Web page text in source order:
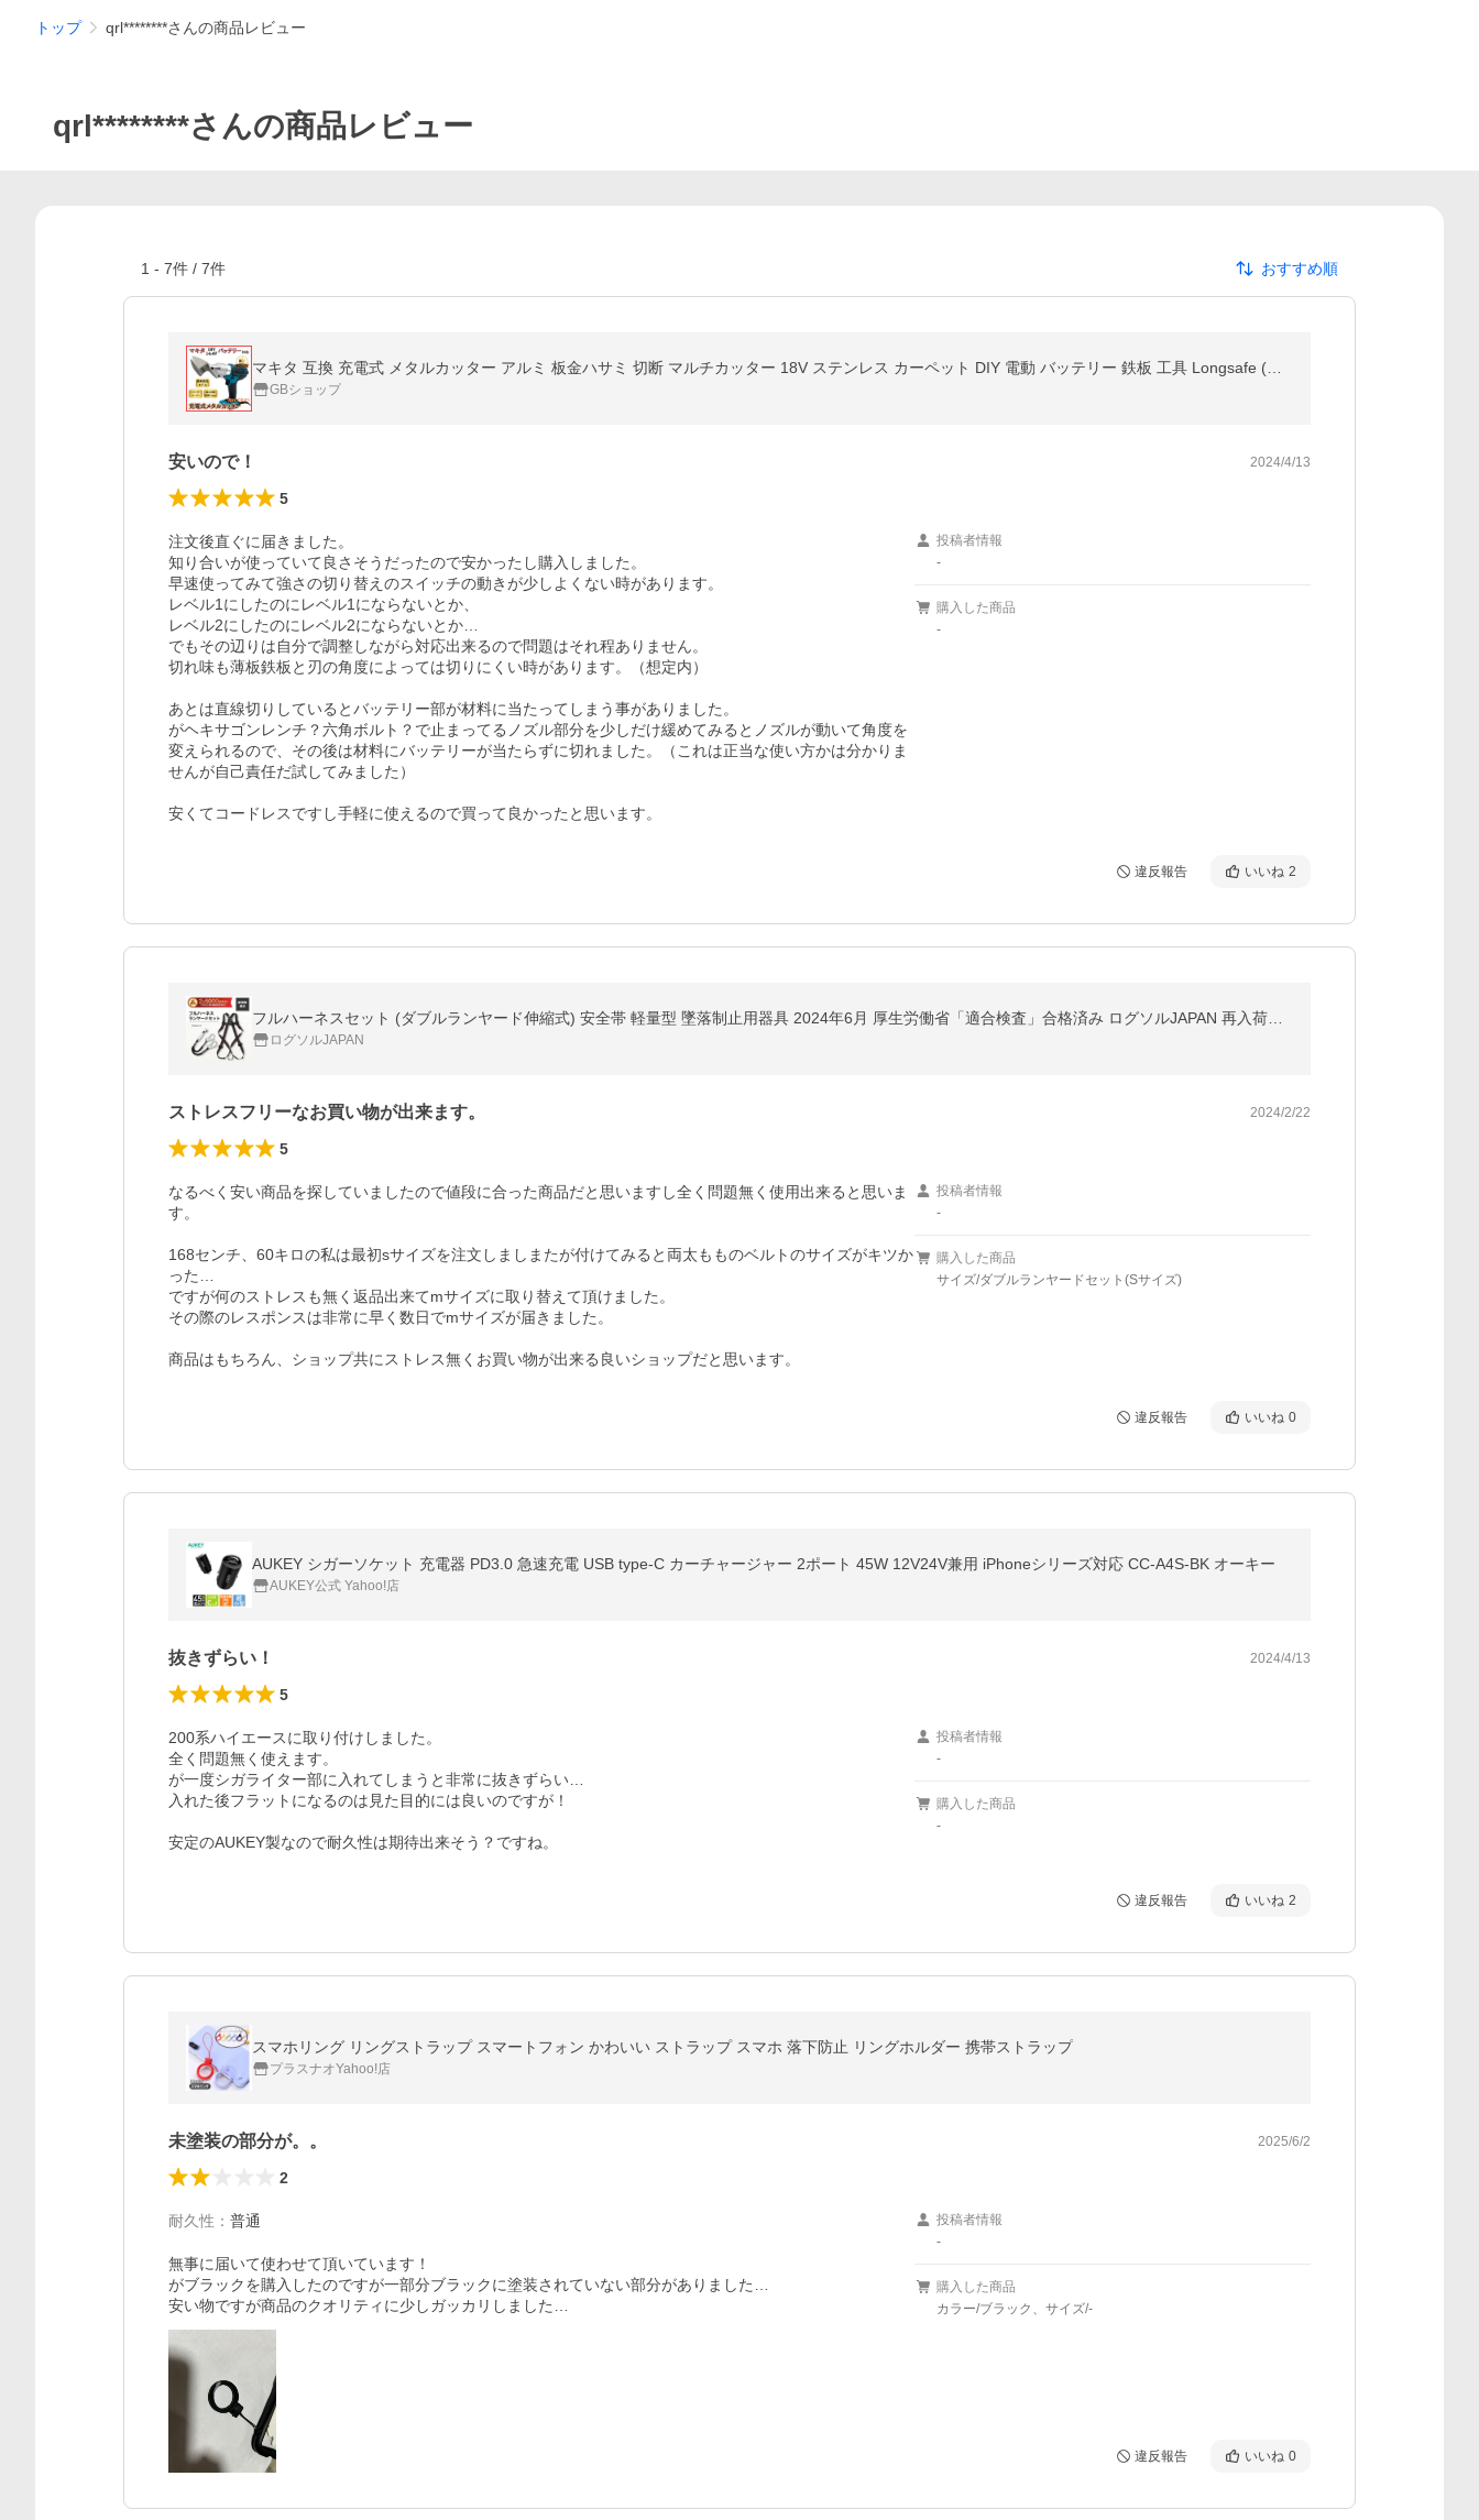
トップ qrl********さんの商品レビュー
qrl********さんの商品レビュー
1 - 7件 / 7件 おすすめ順
GBショップ
安いので！ 2024/4/13
5
注文後直ぐに届きました。
知り合いが使っていて良さそうだったので安かったし購入しました。
早速使ってみて強さの切り替えのスイッチの動きが少しよくない時があります。
レベル1にしたのにレベル1にならないとか、
レベル2にしたのにレベル2にならないとか…
でもその辺りは自分で調整しながら対応出来るので問題はそれ程ありません。
切れ味も薄板鉄板と刃の角度によっては切りにくい時があります。（想定内）
あとは直線切りしているとバッテリー部が材料に当たってしまう事がありました。
がヘキサゴンレンチ？六角ボルト？で止まってるノズル部分を少しだけ緩めてみるとノズルが動いて角度を
変えられるので、その後は材料にバッテリーが当たらずに切れました。（これは正当な使い方かは分かりま
せんが自己責任だ試してみました）
安くてコードレスですし手軽に使えるので買って良かったと思います。
投稿者情報
-
購入した商品
-
違反報告 いいね 2
ログソルJAPAN
ストレスフリーなお買い物が出来ます。 2024/2/22
5
なるべく安い商品を探していましたので値段に合った商品だと思いますし全く問題無く使用出来ると思いま
す。
168センチ、60キロの私は最初sサイズを注文しましまたが付けてみると両太もものベルトのサイズがキツか
った…
ですが何のストレスも無く返品出来てmサイズに取り替えて頂けました。
その際のレスポンスは非常に早く数日でmサイズが届きました。
商品はもちろん、ショップ共にストレス無くお買い物が出来る良いショップだと思います。
投稿者情報
-
購入した商品
サイズ/ダブルランヤードセット(Sサイズ)
違反報告 いいね 0
AUKEY シガーソケット 充電器 PD3.0 急速充電 USB type-C カーチャージャー 2ポート 45W 12V24V兼用 iPhoneシリーズ対応 CC-A4S-BK オーキー
AUKEY公式 Yahoo!店
抜きずらい！ 2024/4/13
5
200系ハイエースに取り付けしました。
全く問題無く使えます。
が一度シガライター部に入れてしまうと非常に抜きずらい…
入れた後フラットになるのは見た目的には良いのですが！
安定のAUKEY製なので耐久性は期待出来そう？ですね。
投稿者情報
-
購入した商品
-
違反報告 いいね 2
スマホリング リングストラップ スマートフォン かわいい ストラップ スマホ 落下防止 リングホルダー 携帯ストラップ
プラスナオYahoo!店
未塗装の部分が。。 2025/6/2
2
耐久性 ： 普通
無事に届いて使わせて頂いています！
がブラックを購入したのですが一部分ブラックに塗装されていない部分がありました…
安い物ですが商品のクオリティに少しガッカリしました…
投稿者情報
-
購入した商品
カラー/ブラック、サイズ/-
違反報告 いいね 0